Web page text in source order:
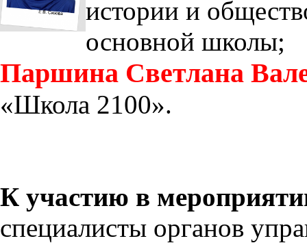
истории и
основной школы;
Паршина Светлана
«Школа 2100».
К участию в
специалисты органов